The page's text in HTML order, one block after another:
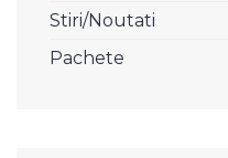
Stiri/Noutati
Pachete